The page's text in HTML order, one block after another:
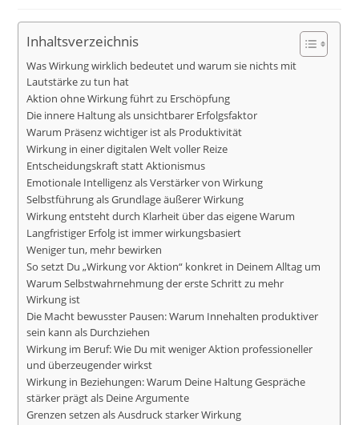
Inhaltsverzeichnis
Was Wirkung wirklich bedeutet und warum sie nichts mit
Lautstärke zu tun hat
Aktion ohne Wirkung führt zu Erschöpfung
Die innere Haltung als unsichtbarer Erfolgsfaktor
Warum Präsenz wichtiger ist als Produktivität
Wirkung in einer digitalen Welt voller Reize
Entscheidungskraft statt Aktionismus
Emotionale Intelligenz als Verstärker von Wirkung
Selbstführung als Grundlage äußerer Wirkung
Wirkung entsteht durch Klarheit über das eigene Warum
Langfristiger Erfolg ist immer wirkungsbasiert
Weniger tun, mehr bewirken
So setzt Du „Wirkung vor Aktion“ konkret in Deinem Alltag um
Warum Selbstwahrnehmung der erste Schritt zu mehr
Wirkung ist
Die Macht bewusster Pausen: Warum Innehalten produktiver
sein kann als Durchziehen
Wirkung im Beruf: Wie Du mit weniger Aktion professioneller
und überzeugender wirkst
Wirkung in Beziehungen: Warum Deine Haltung Gespräche
stärker prägt als Deine Argumente
Grenzen setzen als Ausdruck starker Wirkung